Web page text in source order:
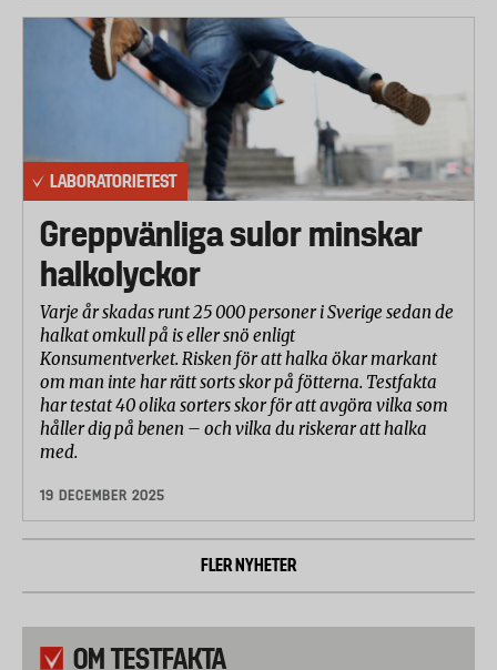
LABORATORIETEST
Greppvänliga sulor minskar
halkolyckor
Varje år skadas runt 25 000 personer i Sverige sedan de
halkat omkull på is eller snö enligt
Konsumentverket. Risken för att halka ökar markant
om man inte har rätt sorts skor på fötterna. Testfakta
har testat 40 olika sorters skor för att avgöra vilka som
håller dig på benen – och vilka du riskerar att halka
med.
19 DECEMBER 2025
FLER NYHETER
OM TESTFAKTA